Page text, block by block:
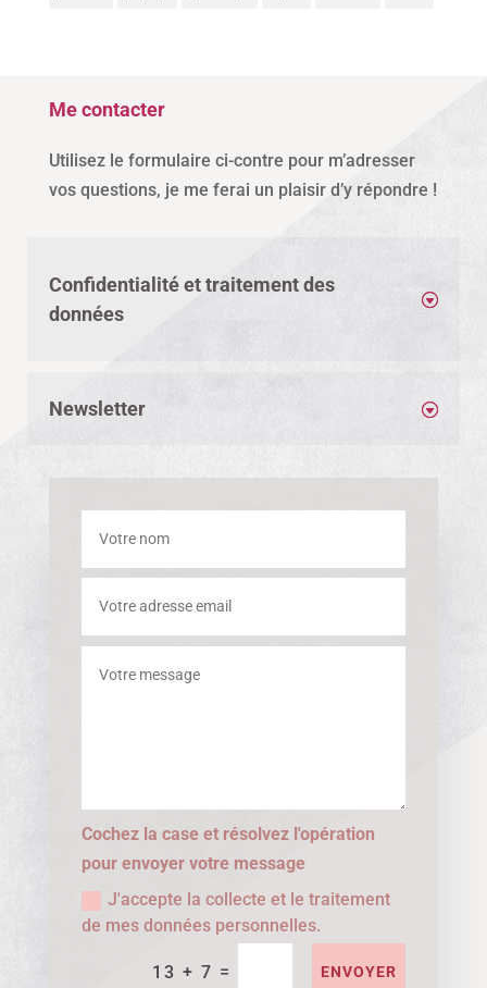
Me contacter
Utilisez le formulaire ci-contre pour m’adresser
vos questions, je me ferai un plaisir d’y répondre !
Confidentialité et traitement des
données
Newsletter
Cochez la case et résolvez l'opération
pour envoyer votre message
J'accepte la collecte et le traitement
de mes données personnelles.
13 + 7 = ENVOYER